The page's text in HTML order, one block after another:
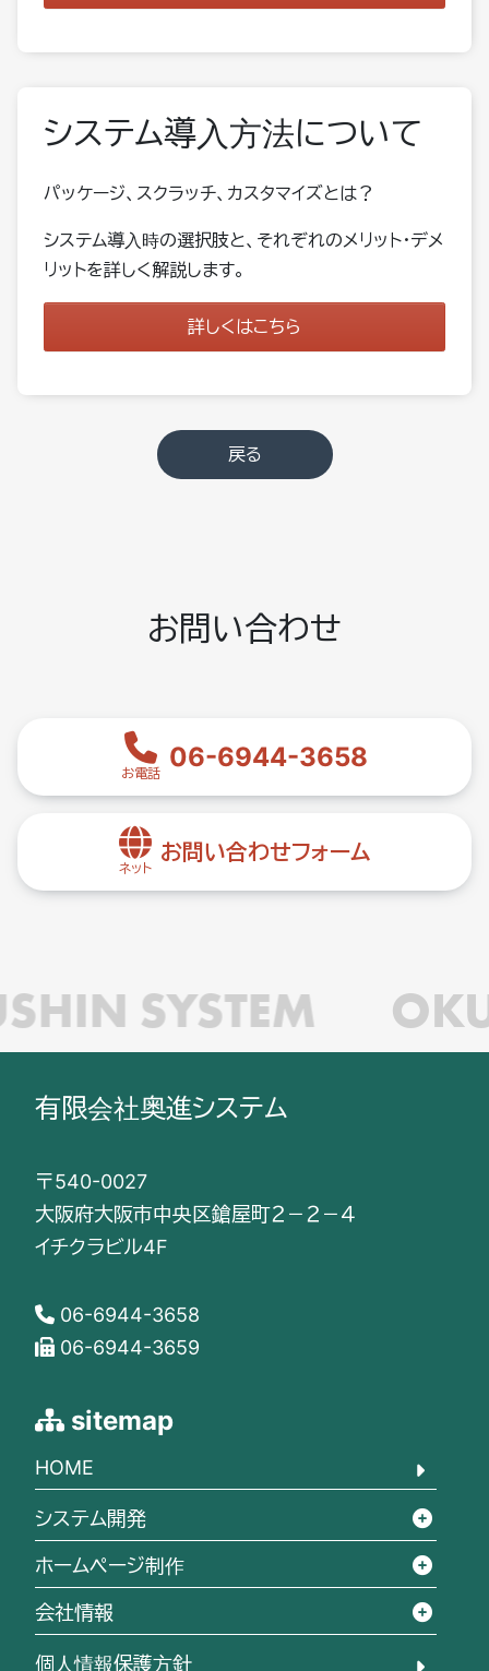
システム導入方法について
パッケージ、スクラッチ、カスタマイズとは？
システム導入時の選択肢と、それぞれのメリット・デメ
リットを詳しく解説します。
詳しくはこちら
戻る
お問い合わせ
お電話
06-6944-3658
ネット
お問い合わせフォーム
SYSTEM
有限会社奥進システム
〒540-0027
大阪府大阪市中央区鎗屋町２－２－４
イチクラビル4F
06-6944-3658
06-6944-3659
sitemap
HOME
システム開発
ホームページ制作
会社情報
個人情報保護方針